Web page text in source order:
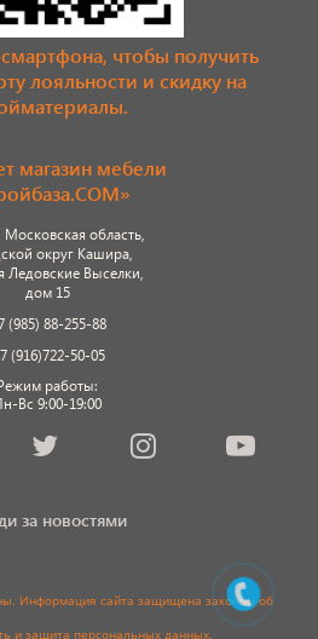
чтобы получить
лояльности и скидку на
магазин мебели
Московская область,
округ Кашира,
Ледовские Выселки,
дом 15
(985) 88-255-88
(916)722-50-05
работы:
Вс 9:00-19:00
за новостями
Информация сайта защищена законом об
и защита персональных данных.